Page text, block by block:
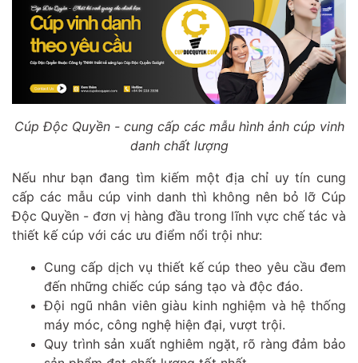
Cúp Độc Quyền - cung cấp các mẫu hình ảnh cúp vinh
danh chất lượng
Nếu như bạn đang tìm kiếm một địa chỉ uy tín cung
cấp các mẫu cúp vinh danh thì không nên bỏ lỡ Cúp
Độc Quyền - đơn vị hàng đầu trong lĩnh vực chế tác và
thiết kế cúp với các ưu điểm nổi trội như:
Cung cấp dịch vụ thiết kế cúp theo yêu cầu đem
đến những chiếc cúp sáng tạo và độc đáo.
Đội ngũ nhân viên giàu kinh nghiệm và hệ thống
máy móc, công nghệ hiện đại, vượt trội.
Quy trình sản xuất nghiêm ngặt, rõ ràng đảm bảo